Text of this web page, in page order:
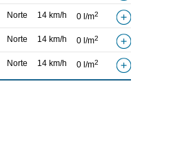
Norte 14 km/h 0 l/m2
Norte 14 km/h 0 l/m2
Norte 14 km/h 0 l/m2